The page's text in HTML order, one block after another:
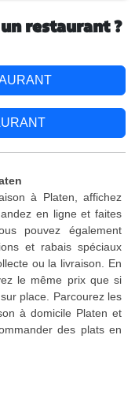
restaurant ?
à Platen, affichez
en ligne et faites
pouvez également
et rabais spéciaux
ou la livraison. En
le même prix que si
place. Parcourez les
à domicile Platen et
des plats en